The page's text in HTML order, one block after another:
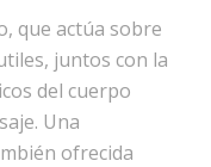
que actúa sobre
juntos con la
del cuerpo
Una
ofrecida